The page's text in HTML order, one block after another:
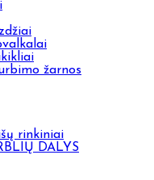
žarnos
rinkiniai
DALYS